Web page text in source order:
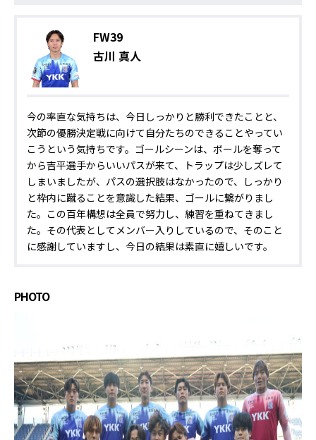
FW39
古川 真人
今の率直な気持ちは、今日しっかりと勝利できたことと、
次節の優勝決定戦に向けて自分たちのできることやってい
こうという気持ちです。ゴールシーンは、ボールを奪って
から吉平選手からいいパスが来て、トラップは少しズレて
しまいましたが、パスの選択肢はなかったので、しっかり
と枠内に蹴ることを意識した結果、ゴールに繋がりまし
た。この百年構想は全員で努力し、練習を重ねてきまし
た。その代表としてメンバー入りしているので、そのこと
に感謝していますし、今日の結果は素直に嬉しいです。
PHOTO